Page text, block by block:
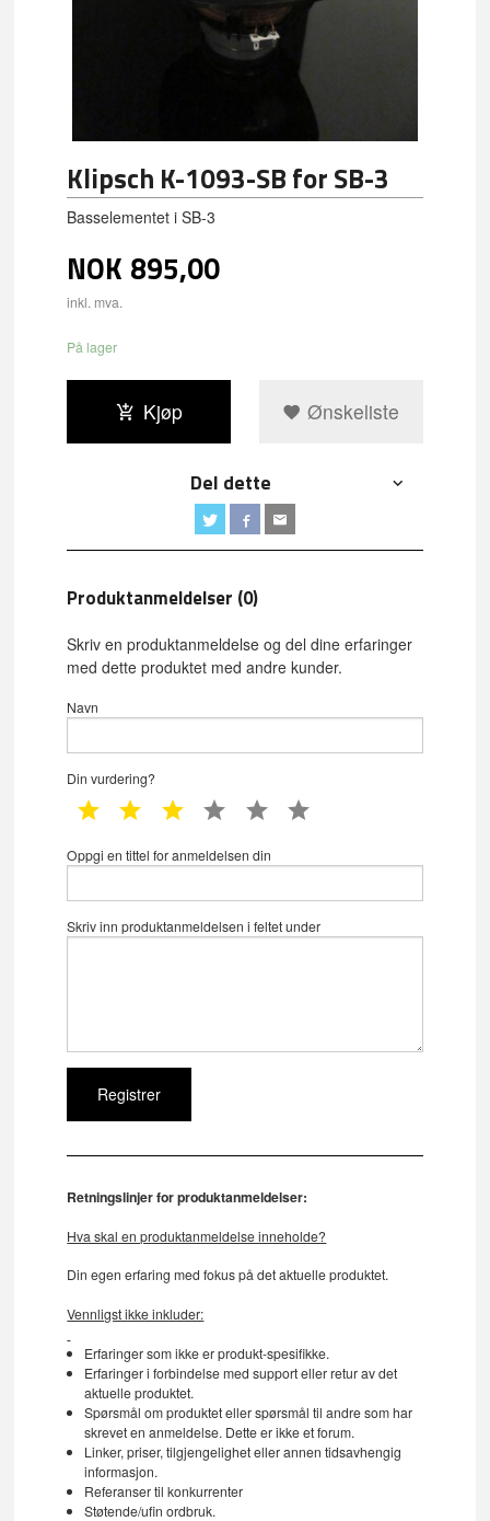
Klipsch K-1093-SB for SB-3
Basselementet i SB-3
NOK 895,00
inkl. mva.
På lager
Kjøp Ønskeliste
Del dette
Produktanmeldelser (0)
Skriv en produktanmeldelse og del dine erfaringer
med dette produktet med andre kunder.
Navn
Din vurdering?
1 star 2 star 3 star 4 star 5 star
Oppgi en tittel for anmeldelsen din
Skriv inn produktanmeldelsen i feltet under
Retningslinjer for produktanmeldelser:
Hva skal en produktanmeldelse inneholde?
Din egen erfaring med fokus på det aktuelle produktet.
Vennligst ikke inkluder:
Erfaringer som ikke er produkt-spesifikke.
Erfaringer i forbindelse med support eller retur av det
aktuelle produktet.
Spørsmål om produktet eller spørsmål til andre som har
skrevet en anmeldelse. Dette er ikke et forum.
Linker, priser, tilgjengelighet eller annen tidsavhengig
informasjon.
Referanser til konkurrenter
Støtende/ufin ordbruk.